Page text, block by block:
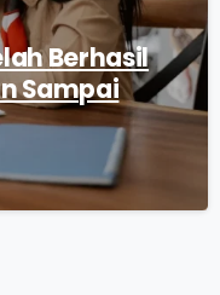
Berhasil
Sampai